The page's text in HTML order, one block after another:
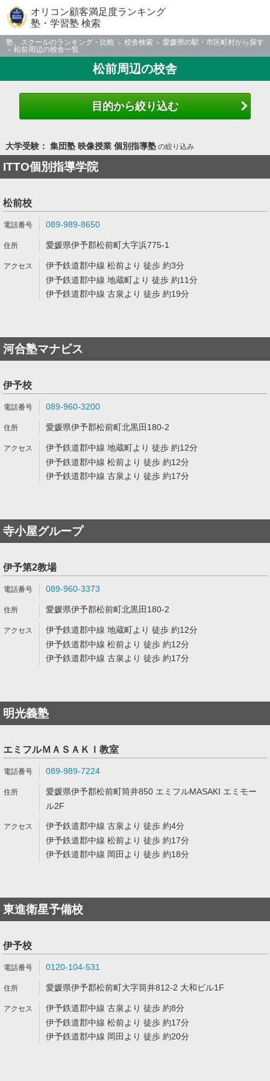
オリコン顧客満足度ランキング
塾・学習塾 検索
塾、スクールのランキング・比較 校舎検索
愛媛県の駅・市区町村から探す
松前周辺の校舎一覧
松前周辺の校舎
目的から絞り込む
大学受験： 集団塾 映像授業 個別指導塾の絞り込み
ITTO個別指導学院
松前校
089-989-8650
愛媛県伊予郡松前町大字浜775-1
伊予鉄道郡中線 松前より 徒歩 約3分
伊予鉄道郡中線 地蔵町より 徒歩 約11分
伊予鉄道郡中線 古泉より 徒歩 約19分
河合塾マナビス
伊予校
089-960-3200
愛媛県伊予郡松前町北黒田180-2
伊予鉄道郡中線 地蔵町より 徒歩 約12分
伊予鉄道郡中線 松前より 徒歩 約12分
伊予鉄道郡中線 古泉より 徒歩 約17分
寺小屋グループ
伊予第2教場
089-960-3373
愛媛県伊予郡松前町北黒田180-2
伊予鉄道郡中線 地蔵町より 徒歩 約12分
伊予鉄道郡中線 松前より 徒歩 約12分
伊予鉄道郡中線 古泉より 徒歩 約17分
明光義塾
エミフルＭＡＳＡＫＩ教室
089-989-7224
愛媛県伊予郡松前町筒井850 エミフルMASAKI エミモー
ル2F
伊予鉄道郡中線 古泉より 徒歩 約4分
伊予鉄道郡中線 松前より 徒歩 約17分
伊予鉄道郡中線 岡田より 徒歩 約18分
東進衛星予備校
伊予校
0120-104-531
愛媛県伊予郡松前町大字筒井812-2 大和ビル1F
伊予鉄道郡中線 古泉より 徒歩 約8分
伊予鉄道郡中線 松前より 徒歩 約17分
伊予鉄道郡中線 岡田より 徒歩 約20分